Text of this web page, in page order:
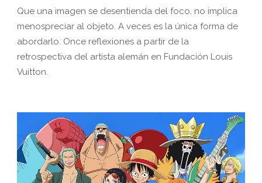
Que una imagen se desentienda del foco, no implica
menospreciar al objeto. A veces es la única forma de
abordarlo. Once reflexiones a partir de la
retrospectiva del artista alemán en Fundación Louis
Vuitton.